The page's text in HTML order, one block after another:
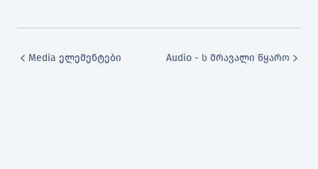
Media ელემენტები Audio - ს მრავალი წყარო